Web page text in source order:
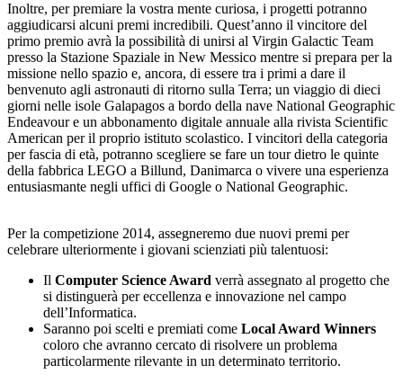
Inoltre, per premiare la vostra mente curiosa, i progetti potranno
aggiudicarsi alcuni premi incredibili. Quest’anno il vincitore del
primo premio avrà la possibilità di unirsi al Virgin Galactic Team
presso la Stazione Spaziale in New Messico mentre si prepara per la
missione nello spazio e, ancora, di essere tra i primi a dare il
benvenuto agli astronauti di ritorno sulla Terra; un viaggio di dieci
giorni nelle isole Galapagos a bordo della nave National Geographic
Endeavour e un abbonamento digitale annuale alla rivista Scientific
American per il proprio istituto scolastico. I vincitori della categoria
per fascia di età, potranno scegliere se fare un tour dietro le quinte
della fabbrica LEGO a Billund, Danimarca o vivere una esperienza
entusiasmante negli uffici di Google o National Geographic.
Per la competizione 2014, assegneremo due nuovi premi per
celebrare ulteriormente i giovani scienziati più talentuosi:
Il Computer Science Award verrà assegnato al progetto che
si distinguerà per eccellenza e innovazione nel campo
dell’Informatica.
Saranno poi scelti e premiati come Local Award Winners
coloro che avranno cercato di risolvere un problema
particolarmente rilevante in un determinato territorio.